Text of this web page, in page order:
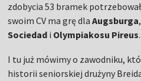
zdobycia 53 bramek
swoim CV ma grę dlaAugsburga,
Sociedad i Olympiakosu Pireus.
I tu już mówimy o zawodniku,
historii seniorskiej drużyny